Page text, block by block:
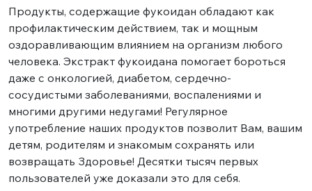
Продукты, содержащие фукоидан обладают как
профилактическим действием, так и мощным
оздоравливающим влиянием на организм любого
человека. Экстракт фукоидана помогает бороться
даже с онкологией, диабетом, сердечно-
сосудистыми заболеваниями, воспалениями и
многими другими недугами! Регулярное
употребление наших продуктов позволит Вам, вашим
детям, родителям и знакомым сохранять или
возвращать Здоровье! Десятки тысяч первых
пользователей уже доказали это для себя.